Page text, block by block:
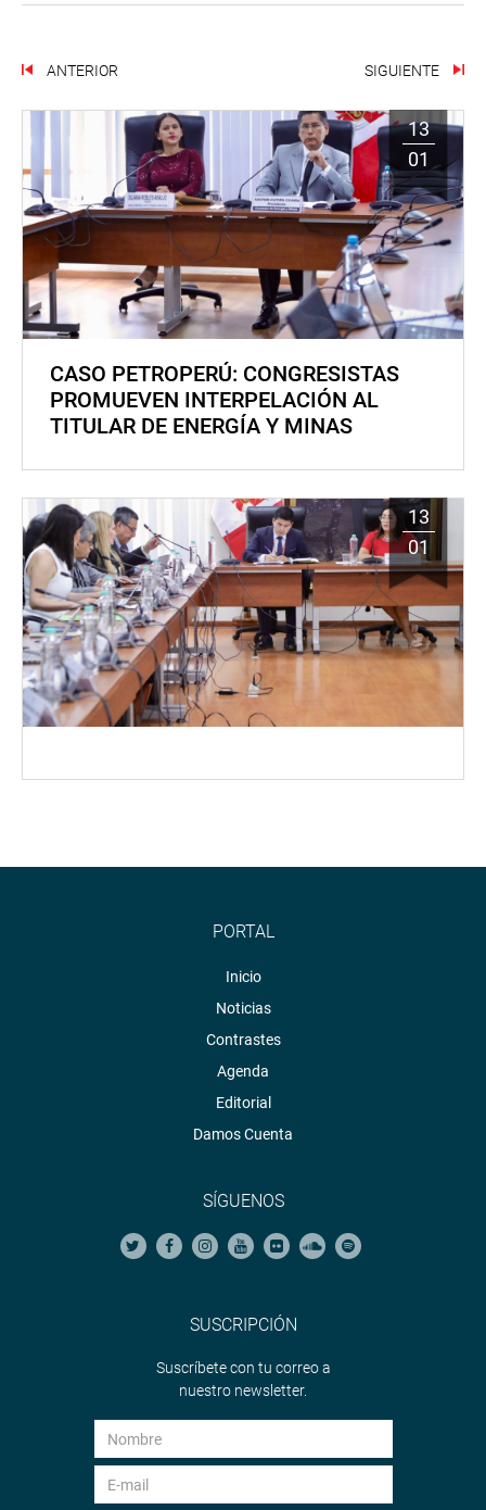
ANTERIOR SIGUIENTE
13
01
CASO PETROPERÚ: CONGRESISTAS
PROMUEVEN INTERPELACIÓN AL
TITULAR DE ENERGÍA Y MINAS
13
01
PORTAL
Inicio
Noticias
Contrastes
Agenda
Editorial
Damos Cuenta
SÍGUENOS
SUSCRIPCIÓN
Suscríbete con tu correo a
nuestro newsletter.